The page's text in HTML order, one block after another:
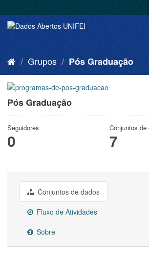
Grupos Pós Graduação
Pós Graduação
Seguidores
0
Conjuntos de
7
Conjuntos de dados
Fluxo de Atividades
Sobre